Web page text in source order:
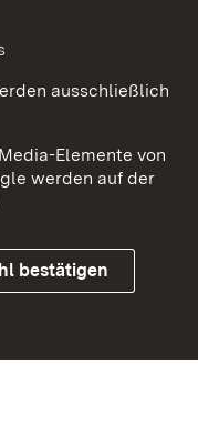
ausschließlich
Elemente von
werden auf der
bestätigen